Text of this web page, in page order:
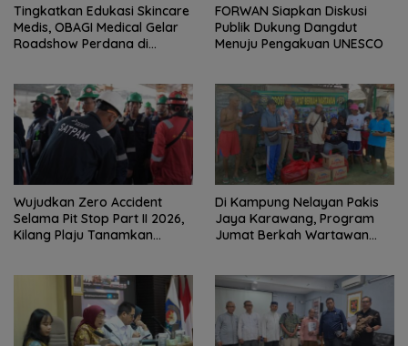
Tingkatkan Edukasi Skincare
Medis, OBAGI Medical Gelar
Roadshow Perdana di
FORWAN Siapkan Diskusi
Publik Dukung Dangdut
Menuju Pengakuan UNESCO
Wujudkan Zero Accident
Selama Pit Stop Part II 2026,
Kilang Plaju Tanamkan
Di Kampung Nelayan Pakis
Jaya Karawang, Program
Jumat Berkah Wartawan